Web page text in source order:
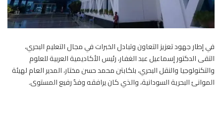
في إطار جهود تعزيز التعاون وتبادل الخبرات في مجال التعليم البحري،
التقى الدكتور إسماعيل عبد الغفار، رئيس الأكاديمية العربية للعلوم
والتكنولوجيا والنقل البحري، بلكابتن محمد حسن مختار، المدير العام لهيئة
الموانئ البحرية السودانية، والذي كان يرافقه وفدٌ رفيع المستوى.